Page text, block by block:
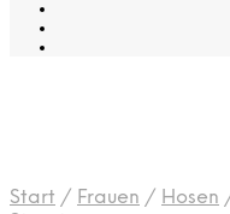
Start / Frauen / Hosen